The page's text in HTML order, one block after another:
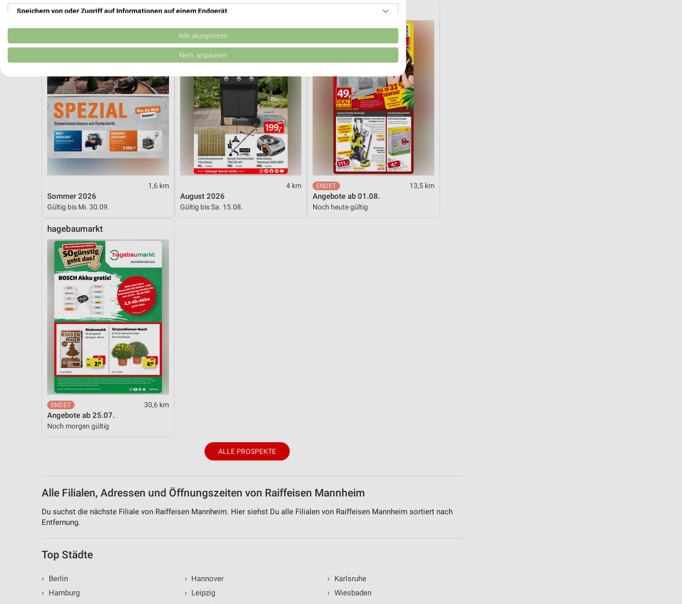
HKL BAUMASCHINEN
1,6 km
Sommer 2026
Gültig bis Mi. 30.09.
BAUHAUS
4 km
August 2026
Gültig bis Sa. 15.08.
Sonderpreis Baumarkt
13,5 km
Angebote ab 01.08.
Noch heute gültig
hagebaumarkt
30,6 km
Angebote ab 25.07.
Noch morgen gültig
ALLE PROSPEKTE
Alle Filialen, Adressen und Öffnungszeiten von Raiffeisen Mannheim
Du suchst die nächste Filiale von Raiffeisen Mannheim. Hier siehst Du alle Filialen von Raiffeisen Mannheim sortiert nach
Entfernung.
Top Städte
›
Berlin
›
Hamburg
› Hannover
› Leipzig
›
Karlsruhe
› Wiesbaden
Speichern von oder Zugriff auf Informationen auf einem Endgerät
Verwendung reduzierter Daten zur Auswahl von Werbeanzeigen
Erstellung von Profilen für personalisierte Werbung
Erstellung von Profilen zur Personalisierung von Inhalten
Verwendung von Profilen zur Auswahl personalisierter Inhalte
Messung der Werbeleistung
Messung der Performance von Inhalten
Analyse von Zielgruppen durch Statistiken oder Kombinationen von Daten aus verschiedenen
Entwicklung und Verbesserung der Angebote
Verwendung reduzierter Daten zur Auswahl von Inhalten
IAB-Besonderheiten:
Verwendung genauer Standortdaten
Geräte anhand von aktiv angeforderten Informationen identifizieren
Nicht-IAB-Verarbeitungszwecke:
Alle akzeptieren
Nein, anpassen